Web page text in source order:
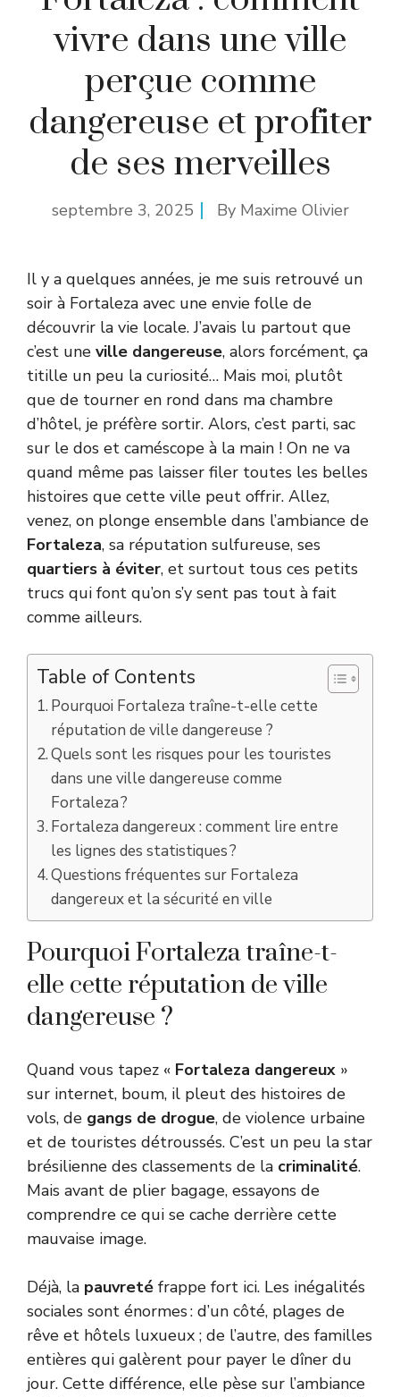
vivre dans une ville
perçue comme
dangereuse et profiter
de ses merveilles
septembre 3, 2025 By Maxime Olivier
Il y a quelques années, je me suis retrouvé un
soir à Fortaleza avec une envie folle de
découvrir la vie locale. J’avais lu partout que
c’est une ville dangereuse, alors forcément, ça
titille un peu la curiosité… Mais moi, plutôt
que de tourner en rond dans ma chambre
d’hôtel, je préfère sortir. Alors, c’est parti, sac
sur le dos et caméscope à la main ! On ne va
quand même pas laisser filer toutes les belles
histoires que cette ville peut offrir. Allez,
venez, on plonge ensemble dans l’ambiance de
Fortaleza, sa réputation sulfureuse, ses
quartiers à éviter, et surtout tous ces petits
trucs qui font qu’on s’y sent pas tout à fait
comme ailleurs.
Table of Contents
Pourquoi Fortaleza traîne-t-elle cette
réputation de ville dangereuse ?
Quels sont les risques pour les touristes
dans une ville dangereuse comme
Fortaleza ?
Fortaleza dangereux : comment lire entre
les lignes des statistiques ?
Questions fréquentes sur Fortaleza
dangereux et la sécurité en ville
Pourquoi Fortaleza traîne-t-
elle cette réputation de ville
dangereuse ?
Quand vous tapez « Fortaleza dangereux »
sur internet, boum, il pleut des histoires de
vols, de gangs de drogue, de violence urbaine
et de touristes détroussés. C’est un peu la star
brésilienne des classements de la criminalité.
Mais avant de plier bagage, essayons de
comprendre ce qui se cache derrière cette
mauvaise image.
Déjà, la pauvreté frappe fort ici. Les inégalités
sociales sont énormes : d’un côté, plages de
rêve et hôtels luxueux ; de l’autre, des familles
entières qui galèrent pour payer le dîner du
jour. Cette différence, elle pèse sur l’ambiance